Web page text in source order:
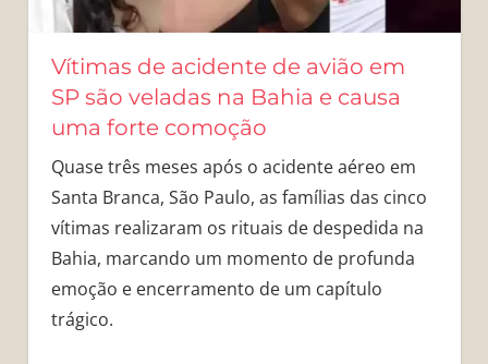
Vítimas de acidente de avião em
SP são veladas na Bahia e causa
uma forte comoção
Quase três meses após o acidente aéreo em
Santa Branca, São Paulo, as famílias das cinco
vítimas realizaram os rituais de despedida na
Bahia, marcando um momento de profunda
emoção e encerramento de um capítulo
trágico.